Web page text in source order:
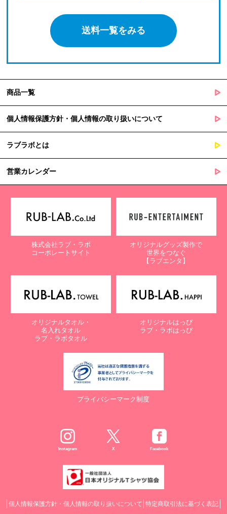
送料一覧をみる
商品一覧
個人情報保護方針・個人情報の取り扱いについて
ラブラボとは
営業カレンダー
株式会社ラブ・ラボ
コーポレートサイト
オリジナルグッズ製作で
世界をつなぐ
【ラブエンタ】
オリジナルタオル・
名入れタオル
ラブ・ラボタオル
オリジナルはっぴ
ラブ・ラボはっぴ
プライバシーマーク制度
Instagram X Facebook
個人情報保護方針・個人情報の取り扱いについて 特定商取引法に基づく表記